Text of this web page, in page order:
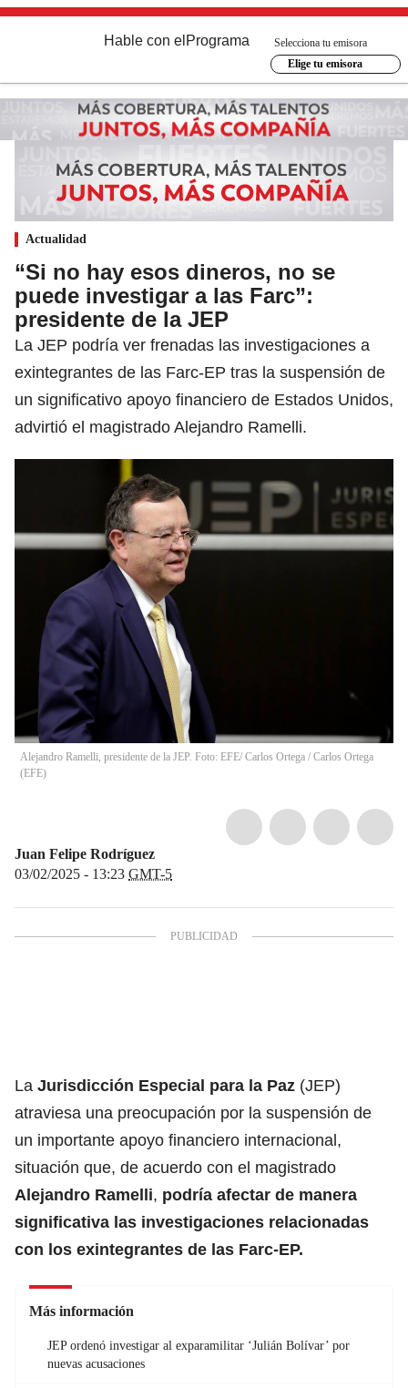
Hable con el Programa
Selecciona tu emisora
Elige tu emisora
Actualidad
“Si no hay esos dineros, no se
puede investigar a las Farc”:
presidente de la JEP
La JEP podría ver frenadas las investigaciones a
exintegrantes de las Farc-EP tras la suspensión de
un significativo apoyo financiero de Estados Unidos,
advirtió el magistrado Alejandro Ramelli.
Alejandro Ramelli, presidente de la JEP. Foto: EFE/ Carlos Ortega / Carlos Ortega
(EFE)
Juan Felipe Rodríguez
03/02/2025 - 13:23 GMT-5
La Jurisdicción Especial para la Paz (JEP)
atraviesa una preocupación por la suspensión de
un importante apoyo financiero internacional,
situación que, de acuerdo con el magistrado
Alejandro Ramelli, podría afectar de manera
significativa las investigaciones relacionadas
con los exintegrantes de las Farc-EP.
Más información
JEP ordenó investigar al exparamilitar ‘Julián Bolívar’ por
nuevas acusaciones